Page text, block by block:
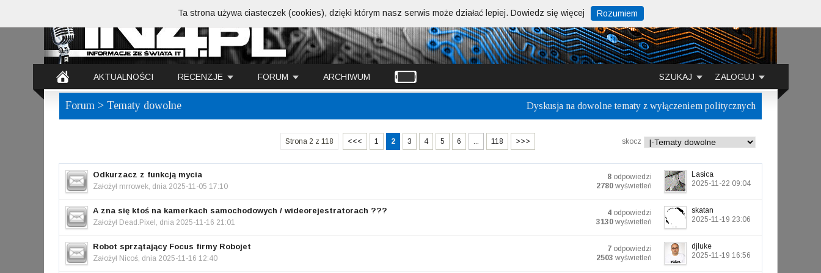
AKTUALNOŚCI RECENZJE FORUM ARCHIWUM ZALOGUJ
SZUKAJ
Forum > Tematy dowolne Dyskusja na dowolne tematy z wyłączeniem politycznych
Strona 2 z 118 <<< 1 2 3 4 5 6 ... 118 >>> skocz
Odkurzacz z funkcją mycia
Założył mrrowek, dnia 2025-11-05 17:10
8 odpowiedzi
2780 wyświetleń
Lasica
2025-11-22 09:04
A zna się ktoś na kamerkach samochodowych / wideorejestratorach ???
Założył Dead.Pixel , dnia 2025-11-16 21:01
4 odpowiedzi
3130 wyświetleń
skatan
2025-11-19 23:06
Robot sprzątający Focus firmy Robojet
Założył Nicoś, dnia 2025-11-16 12:40
7 odpowiedzi
2503 wyświetleń
djluke
2025-11-19 16:56
Ta strona używa ciasteczek (cookies), dzięki którym nasz serwis może działać lepiej. Dowiedz się więcej Rozumiem